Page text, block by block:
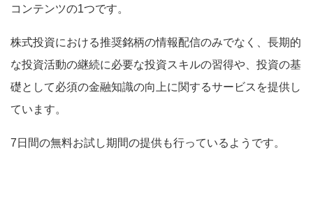
コンテンツの1つです。
株式投資における推奨銘柄の情報配信のみでなく、 長期的
な投資活動の継続に必要な投資スキルの習得や、投資の基
礎として必須の金融知識の向上に関するサービス を提供し
ています。
7日間の無料お試し期間の提供も行っているようです。